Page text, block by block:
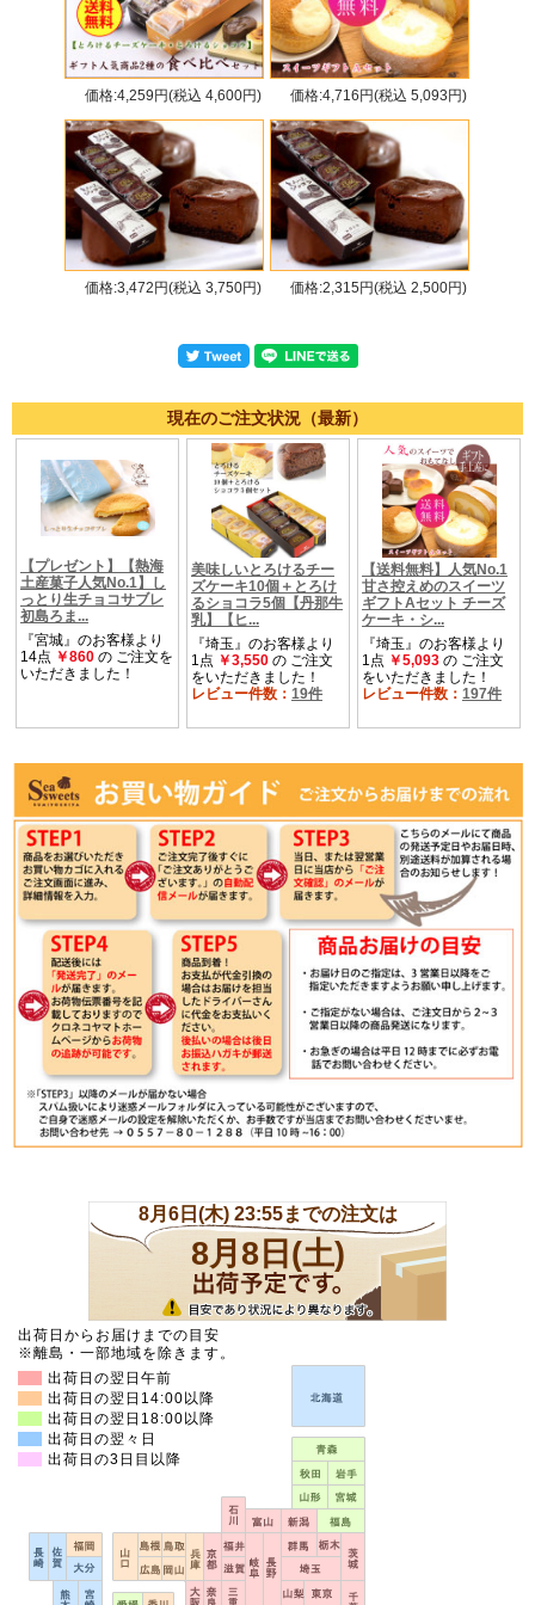
価格:4,259円(税込 4,600円) 価格:4,716円(税込 5,093円)
価格:3,472円(税込 3,750円) 価格:2,315円(税込 2,500円)
現在のご注文状況（最新）